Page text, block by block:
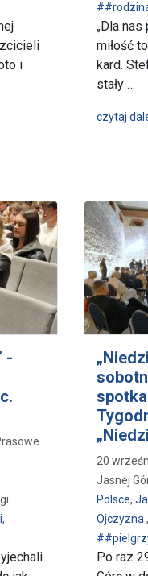
i
na Jasnej Górze
„Dla
miłość
kard.
stały …
czytaj
-
,
20
Jasnej
Polsce,
Ojczyzna
Po raz